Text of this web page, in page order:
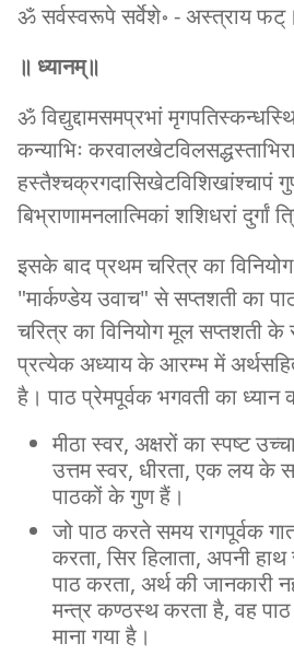
ॐ सर्वस्वरूपे सर्वेशे॰ - अस्त्राय फट्।
॥ ध्यानम्॥
ॐ विद्युद्दामसमप्रभां
कन्याभिः
हस्तैश्‍चक्रगदासिखेटविशिखांश्‍चापं
बिभ्राणामनलात्मिकां शशिधरां दुर्गां
इसके बाद प्रथम चरित्र का
"मार्कण्डेय उवाच" से सप्तशती का
चरित्र का विनियोग मूल सप्तशती के
प्रत्येक अध्याय के आरम्भ में
है। पाठ प्रेमपूर्वक भगवती का
मीठा स्वर, अक्षरों का स्पष्ट
उत्तम स्वर, धीरता, एक लय के
पाठकों के गुण हैं।
जो पाठ करते समय रागपूर्वक
करता, सिर हिलाता, अपनी
पाठ करता, अर्थ की जानकारी
मन्त्र कण्ठस्थ करता है, वह
माना गया है।